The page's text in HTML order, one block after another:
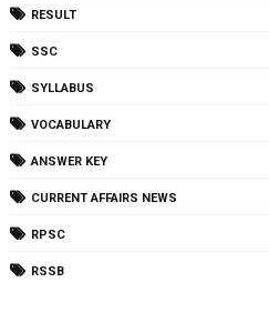
RESULT
SSC
SYLLABUS
VOCABULARY
ANSWER KEY
CURRENT AFFAIRS NEWS
RPSC
RSSB